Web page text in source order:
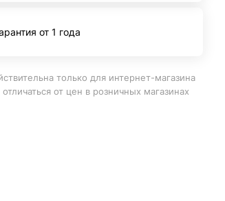
от 1 года
только для интернет-магазина
от цен в розничных магазинах